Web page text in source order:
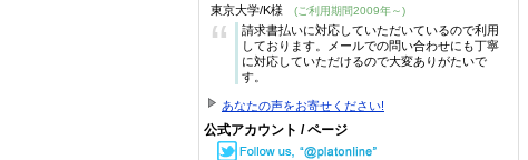
東京大学/K様 (ご利用期間2009年～)
“
請求書払いに対応していただいているので利用
しております。メールでの問い合わせにも丁寧
に対応していただけるので大変ありがたいで
す。
あなたの声をお寄せください!
公式アカウント / ページ